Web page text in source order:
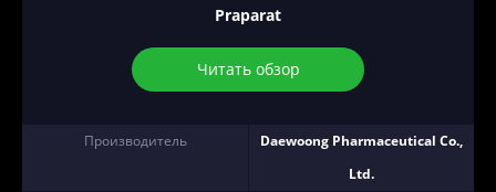
Praparat
Читать обзор
Производитель
Daewoong Pharmaceutical Co.,
Ltd.